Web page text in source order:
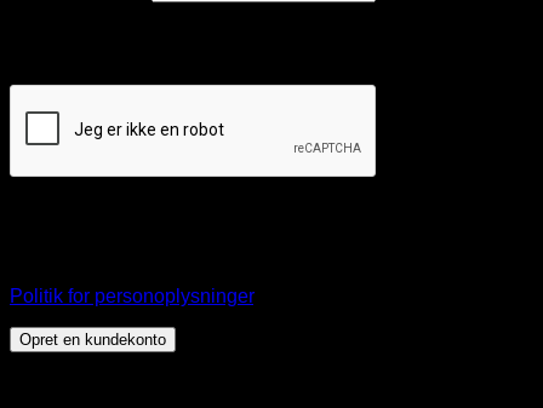
Politik for personoplysninger.
Opret en kundekonto